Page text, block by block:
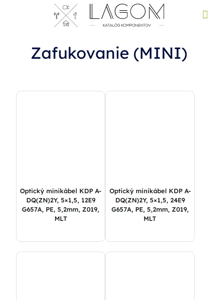
Zafukovanie (MINI)
Optický minikábel KDP A-
DQ(ZN)2Y, 5×1,5, 12E9
G657A, PE, 5,2mm, Z019,
MLT
Optický minikábel KDP A-
DQ(ZN)2Y, 5×1,5, 24E9
G657A, PE, 5,2mm, Z019,
MLT